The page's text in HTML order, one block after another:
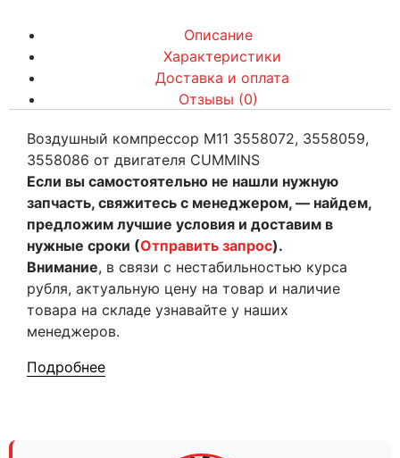
Описание
Характеристики
Доставка и оплата
Отзывы (0)
Воздушный компрессор M11 3558072, 3558059,
3558086 от двигателя CUMMINS
Если вы самостоятельно не нашли нужную
запчасть, свяжитесь с менеджером, — найдем,
предложим лучшие условия и доставим в
нужные сроки (Отправить запрос).
Внимание, в связи с нестабильностью курса
рубля, актуальную цену на товар и наличие
товара на складе узнавайте у наших
менеджеров.
Подробнее